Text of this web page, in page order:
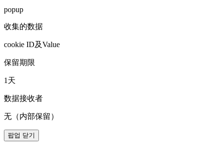
popup
收集的数据
cookie ID及Value
保留期限
1天
数据接收者
无（内部保留）
팝업 닫기